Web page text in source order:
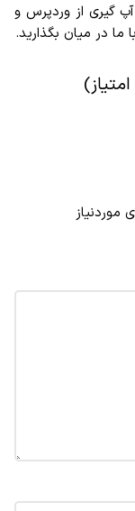
آپ گیری از وردپرس و
ما در میان بگذارید.